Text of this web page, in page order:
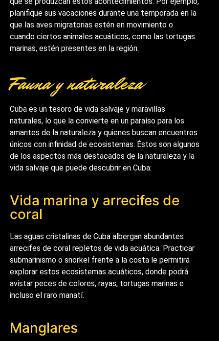
planifique sus vacaciones durante una temporada en la
que las aves migratorias estén en movimiento o
cuando ciertos animales acuáticos, como las tortugas
marinas, estén presentes en la región.
Fauna y naturaleza
Cuba es un tesoro de vida salvaje y maravillas
naturales, lo que la convierte en un paraíso para los
amantes de la naturaleza y quienes buscan encuentros
únicos con infinidad de ecosistemas. Éstos son algunos
de los aspectos más destacados de la naturaleza y la
vida salvaje que puede descubrir en Cuba:
Vida marina y arrecifes de
coral
Las aguas cristalinas de Cuba albergan abundantes
arrecifes de coral repletos de vida acuática. Practicar
submarinismo o snorkel frente a la costa le permitirá
explorar estos ecosistemas acuáticos, donde podrá
avistar peces de colores, rayas, tortugas marinas e
incluso el raro manatí.
Manglares